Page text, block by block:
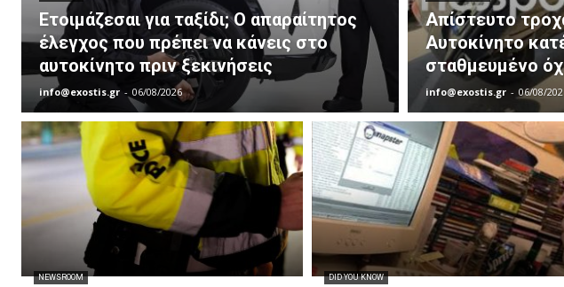
Ετοιμάζεσαι για ταξίδι; Ο απαραίτητος
έλεγχος που πρέπει να κάνεις στο
αυτοκίνητο πριν ξεκινήσεις
info@exostis.gr - 06/08/2026
Απίστευτο
Αυτοκίνητο
σταθμευμένο
info@exostis.gr - 06/08/
NEWSROOM DID YOU KNOW